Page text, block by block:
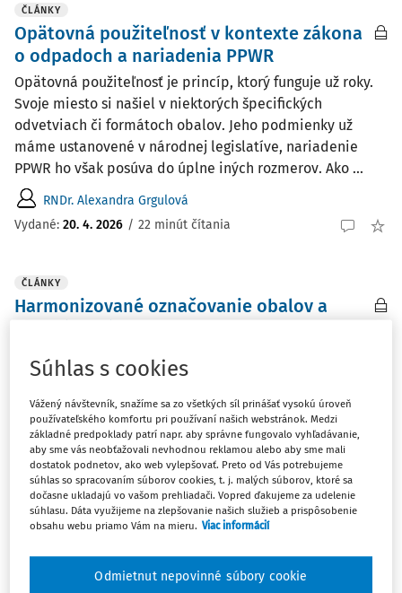
ČLÁNKY
Opätovná použiteľnosť v kontexte zákona
o odpadoch a nariadenia PPWR
Opätovná použiteľnosť je princíp, ktorý funguje už roky.
Svoje miesto si našiel v niektorých špecifických
odvetviach či formátoch obalov. Jeho podmienky už
máme ustanovené v národnej legislatíve, nariadenie
PPWR ho však posúva do úplne iných rozmerov. Ako ...
RNDr. Alexandra Grgulová
Vydané: 20. 4. 2026 / 22 minút čítania
ČLÁNKY
Harmonizované označovanie obalov a
Nariadenie Európskeho parlamentu a Rady (EÚ) 2025/40
z 19. decembra 2024 o obaloch a odpade z obalov, o
zmene nariadenia (EÚ) 2019/1020 a smernice (EÚ)
2019/904 a o zrušení smernice 94/62/ES (ďalej len
„nariadenie o obaloch“) sa začne uplatňovať od augusta
Mgr. Mária Trošanová PhD.
Súhlas s cookies
Vážený návštevník, snažíme sa zo všetkých síl prinášať vysokú úroveň
používateľského komfortu pri používaní našich webstránok. Medzi
základné predpoklady patrí napr. aby správne fungovalo vyhľadávanie,
aby sme vás neobťažovali nevhodnou reklamou alebo aby sme mali
dostatok podnetov, ako web vylepšovať. Preto od Vás potrebujeme
súhlas so spracovaním súborov cookies, t. j. malých súborov, ktoré sa
dočasne ukladajú vo vašom prehliadači. Vopred ďakujeme za udelenie
súhlasu. Dáta využijeme na zlepšovanie našich služieb a prispôsobenie
obsahu webu priamo Vám na mieru. Viac informácií
Odmietnut nepovinné súbory cookie